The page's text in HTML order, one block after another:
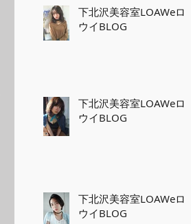
下北沢美容室LOAWeロ
ウイBLOG
下北沢美容室LOAWeロ
ウイBLOG
下北沢美容室LOAWeロ
ウイBLOG